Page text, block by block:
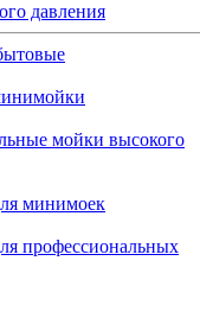
давления
мойки высокого
минимоек
профессиональных